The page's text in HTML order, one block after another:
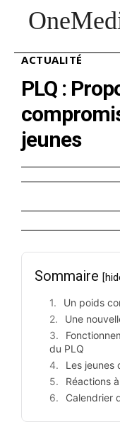
ACTUALITÉ
PLQ :
jeunes
Sommaire
Un poids
Une
du PLQ
Les jeunes
Réactions
Calendrier